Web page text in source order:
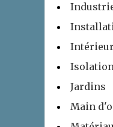
Jardins
Main